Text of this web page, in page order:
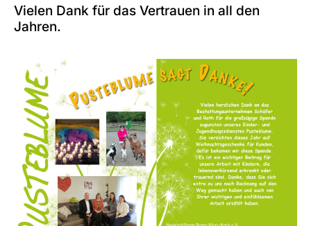
Vielen Dank für das Vertrauen in all den
Jahren.